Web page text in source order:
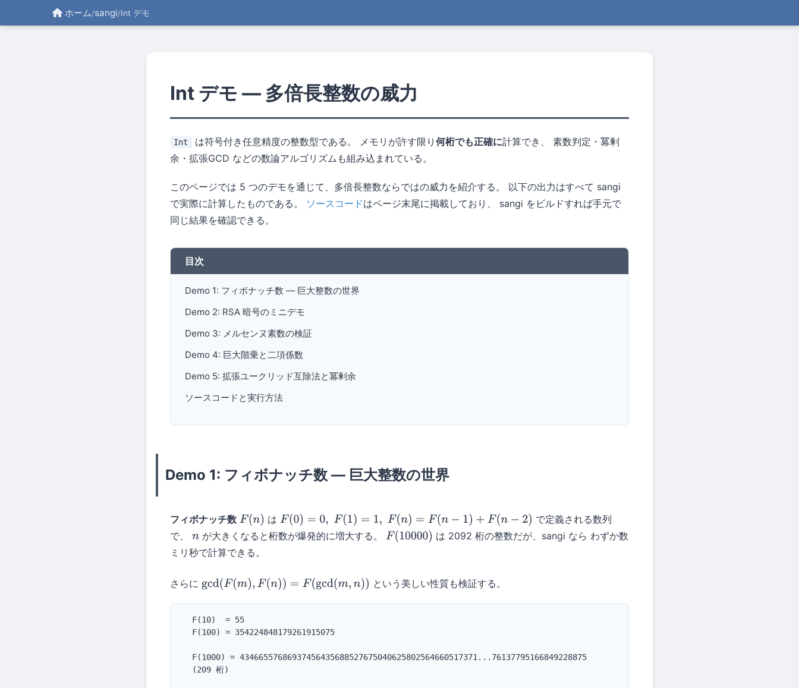
ホーム/sangi/Int デモ
Int デモ — 多倍長整数の威力
Int は符号付き任意精度の整数型である。 メモリが許す限り 何桁でも正確に計算でき、 素数判定・冪剰
余・拡張GCD などの数論アルゴリズムも組み込まれている。
このページでは 5 つのデモを通じて、多倍長整数ならではの威力を紹介する。 以下の出力はすべて sangi
で実際に計算したものである。 ソースコードはページ末尾に掲載しており、 sangi をビルドすれば手元で
同じ結果を確認できる。
目次
Demo 1: フィボナッチ数 — 巨大整数の世界
Demo 2: RSA 暗号のミニデモ
Demo 3: メルセンヌ素数の検証
Demo 4: 巨大階乗と二項係数
Demo 5: 拡張ユークリッド互除法と冪剰余
ソースコードと実行方法
Demo 1: フィボナッチ数 — 巨大整数の世界
フィボナッチ数 F(n) は F( 0)= 0,F (1) =1,F(n) =F (n− 1)+F(n −2 )
で定義される数列
で、 nが大きくなると桁数が爆発的に増大する。 F(10000)
は 2092 桁の整数だが、sangi なら わずか数
ミリ秒で計算できる。
さらに gcd(F(m),F( n))=F(gcd (m,n)) という美しい性質も検証する。
  F(10)  = 55
  F(100) = 354224848179261915075
  F(1000) = 43466557686937456435688527675040625802564660517371...76137795166849228875
  (209 桁)